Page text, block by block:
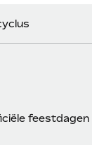
55 werknemers
feestdagen